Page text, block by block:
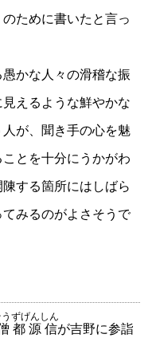
ために書いたと言っ
かな人々の滑稽な振
えるような鮮やかな
が、聞き手の心を魅
とを十分にうかがわ
する箇所にはしばら
みるのがよさそうで
都源信
ずげんしん
が吉野に参詣